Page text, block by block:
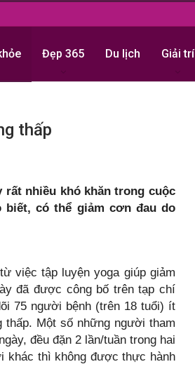
Đẹp 365 Du lịch Giải trí
thấp
nhiều khó khăn trong cuộc
biết, có thể giảm cơn đau do
việc tập luyện yoga giúp giảm
đã được công bố trên tạp chí
75 người bệnh (trên 18 tuổi) ít
Một số những người tham
đều đặn 2 lần/tuần trong hai
khác thì không được thực hành